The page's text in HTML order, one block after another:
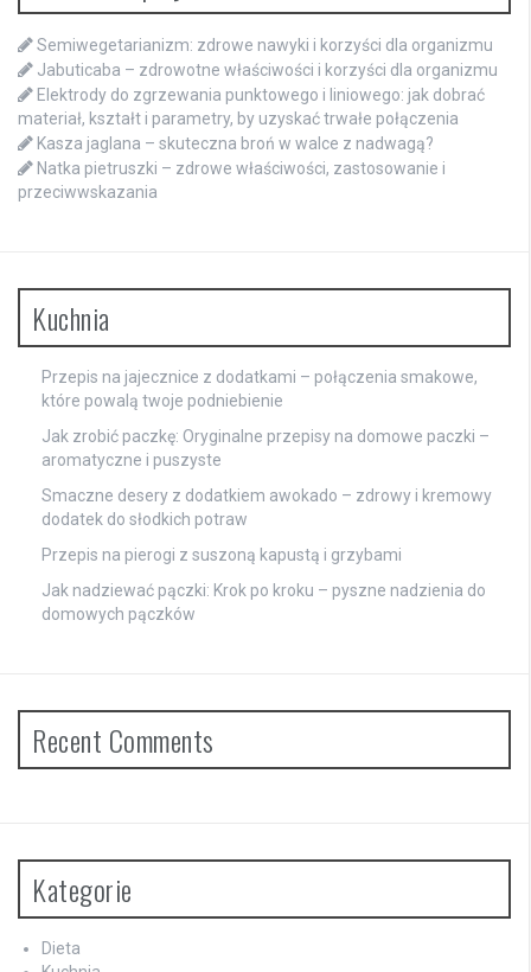
Semiwegetarianizm: zdrowe nawyki i korzyści dla organizmu
Jabuticaba – zdrowotne właściwości i korzyści dla organizmu
Elektrody do zgrzewania punktowego i liniowego: jak dobrać
materiał, kształt i parametry, by uzyskać trwałe połączenia
Kasza jaglana – skuteczna broń w walce z nadwagą?
Natka pietruszki – zdrowe właściwości, zastosowanie i
przeciwwskazania
Kuchnia
Przepis na jajecznice z dodatkami – połączenia smakowe,
które powalą twoje podniebienie
Jak zrobić paczkę: Oryginalne przepisy na domowe paczki –
aromatyczne i puszyste
Smaczne desery z dodatkiem awokado – zdrowy i kremowy
dodatek do słodkich potraw
Przepis na pierogi z suszoną kapustą i grzybami
Jak nadziewać pączki: Krok po kroku – pyszne nadzienia do
domowych pączków
Recent Comments
Kategorie
Dieta